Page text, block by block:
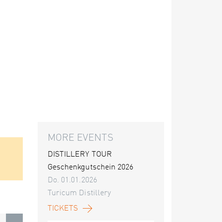
MORE EVENTS
DISTILLERY TOUR
Geschenkgutschein 2026
Do. 01.01.2026
Turicum Distillery
TICKETS